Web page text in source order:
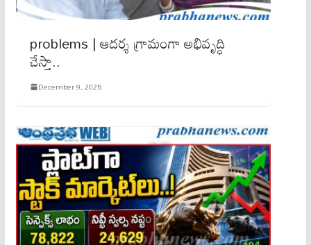
problems | ఆదర్శ గ్రామంగా అభివృద్ధి
చేస్తా..
December 9, 2025